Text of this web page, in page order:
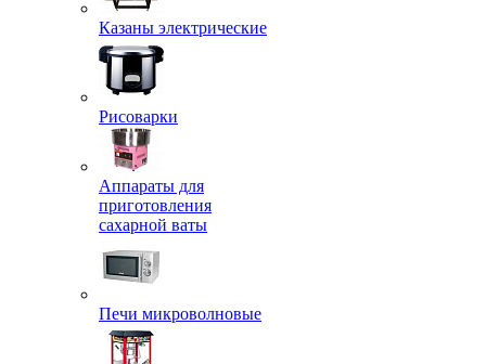
Казаны электрические
Рисоварки
Аппараты для
приготовления
сахарной ваты
Печи микроволновые